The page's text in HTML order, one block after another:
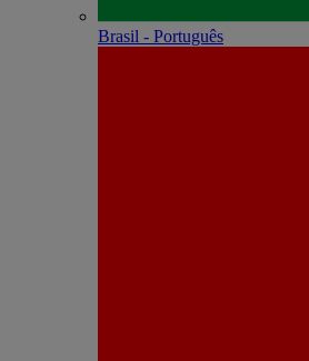
Brasil - Português